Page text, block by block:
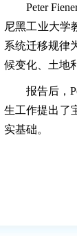
Peter
尼黑工业大学
系统迁移规律
候变化、土地
报告后，
生工作提出了
实基础。